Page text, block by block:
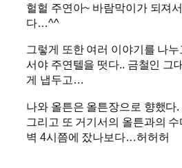
헐헐 주연아~ 바람막이가 되져
다…^^
그렇게 또한 여러 이야기를 나
서야 주연텔을 떳다.. 금철인 그
게 냅두고…
나와 올튼은 올튼장으로 향했다.
그리고 또 거기서의 올튼과의
벽 4시쯤에 잤나보다…허허허